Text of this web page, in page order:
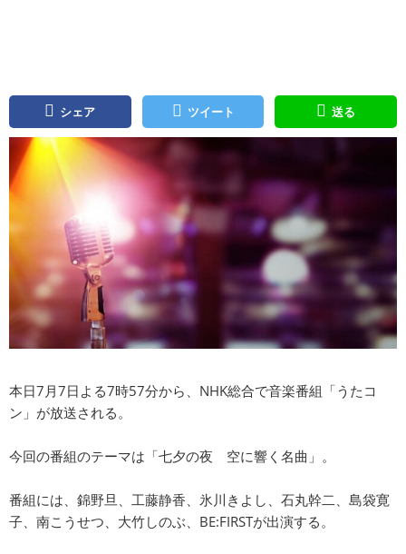
シェア ツイート 送る
本日7月7日よる7時57分から、NHK総合で音楽番組「うたコ
ン」が放送される。
今回の番組のテーマは「七夕の夜 空に響く名曲」。
番組には、錦野旦、工藤静香、氷川きよし、石丸幹二、島袋寛
子、南こうせつ、大竹しのぶ、BE:FIRSTが出演する。